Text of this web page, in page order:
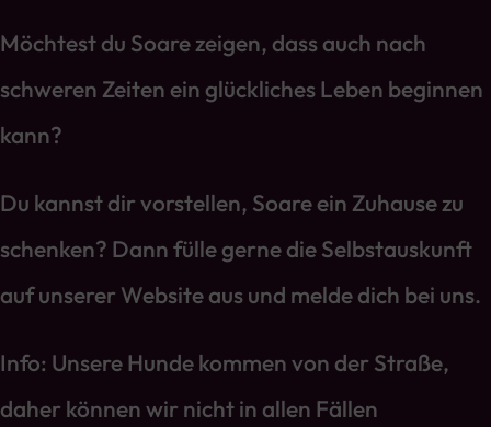
Möchtest du Soare zeigen, dass auch nach
schweren Zeiten ein glückliches Leben beginnen
kann?
Du kannst dir vorstellen, Soare ein Zuhause zu
schenken? Dann fülle gerne die Selbstauskunft
auf unserer Website aus und melde dich bei uns.
Info: Unsere Hunde kommen von der Straße,
daher können wir nicht in allen Fällen